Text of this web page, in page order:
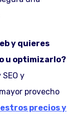
y quieres
u optimizarlo?
y
provecho
precios y